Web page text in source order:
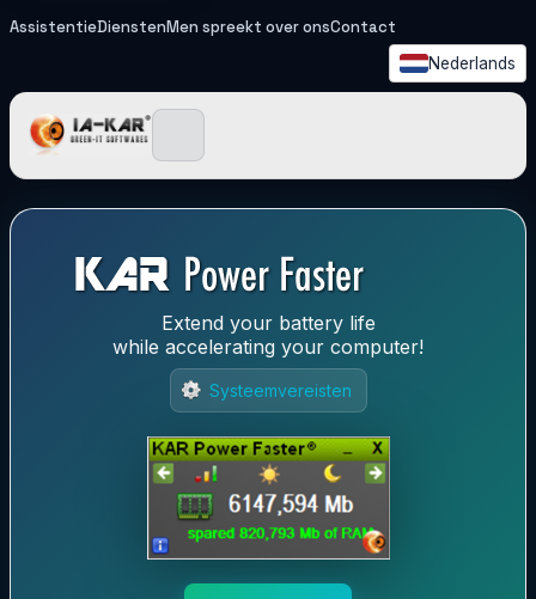
AssistentieDienstenMen spreekt over onsContact
Nederlands
IA-KAR - Green IT
Extend your battery life
while accelerating your computer!
Systeemvereisten